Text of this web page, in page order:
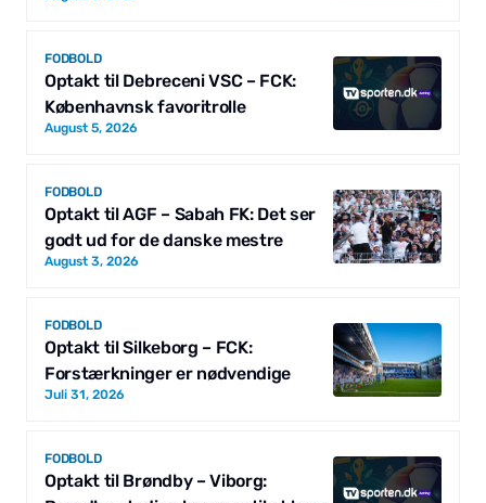
FODBOLD
Optakt til Debreceni VSC – FCK:
Københavnsk favoritrolle
August 5, 2026
FODBOLD
Optakt til AGF – Sabah FK: Det ser
godt ud for de danske mestre
August 3, 2026
FODBOLD
Optakt til Silkeborg – FCK:
Forstærkninger er nødvendige
Juli 31, 2026
FODBOLD
Optakt til Brøndby – Viborg: